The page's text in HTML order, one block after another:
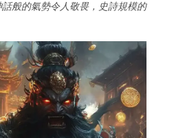
般的氣勢令人敬畏，史詩規模的